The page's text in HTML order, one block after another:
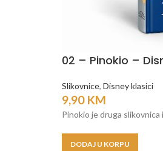
02 – Pinokio –
Slikovnice, Disney klasici
9,90 KM
Pinokio je druga
DODAJ U KORPU